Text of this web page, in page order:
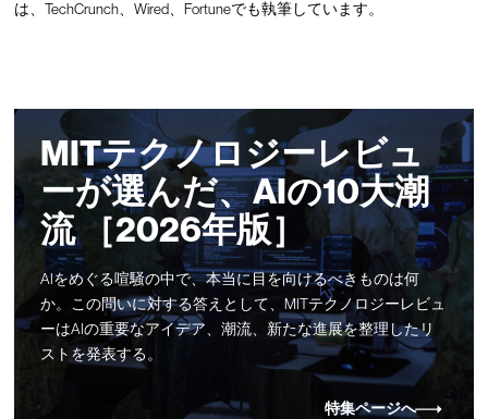
は、TechCrunch、Wired、Fortuneでも執筆しています。
MITテクノロジーレビュ
ーが選んだ、AIの10大潮
流 ［2026年版］
AIをめぐる喧騒の中で、本当に目を向けるべきものは何
か。この問いに対する答えとして、MITテクノロジーレビュ
ーはAIの重要なアイデア、潮流、新たな進展を整理したリ
ストを発表する。
特集ページへ